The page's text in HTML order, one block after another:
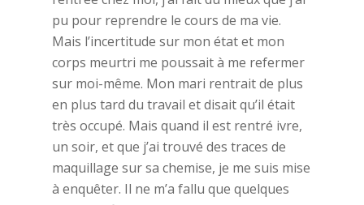
pu pour reprendre le cours de ma vie.
Mais l’incertitude sur mon état et mon
corps meurtri me poussait à me refermer
sur moi-même. Mon mari rentrait de plus
en plus tard du travail et disait qu’il était
très occupé. Mais quand il est rentré ivre,
un soir, et que j’ai trouvé des traces de
maquillage sur sa chemise, je me suis mise
à enquêter. Il ne m’a fallu que quelques